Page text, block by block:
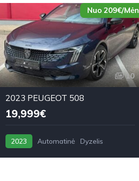
Nuo 209€/Mėn
10
2023 PEUGEOT 508
19,999€
2023 Automatinė Dyzelis